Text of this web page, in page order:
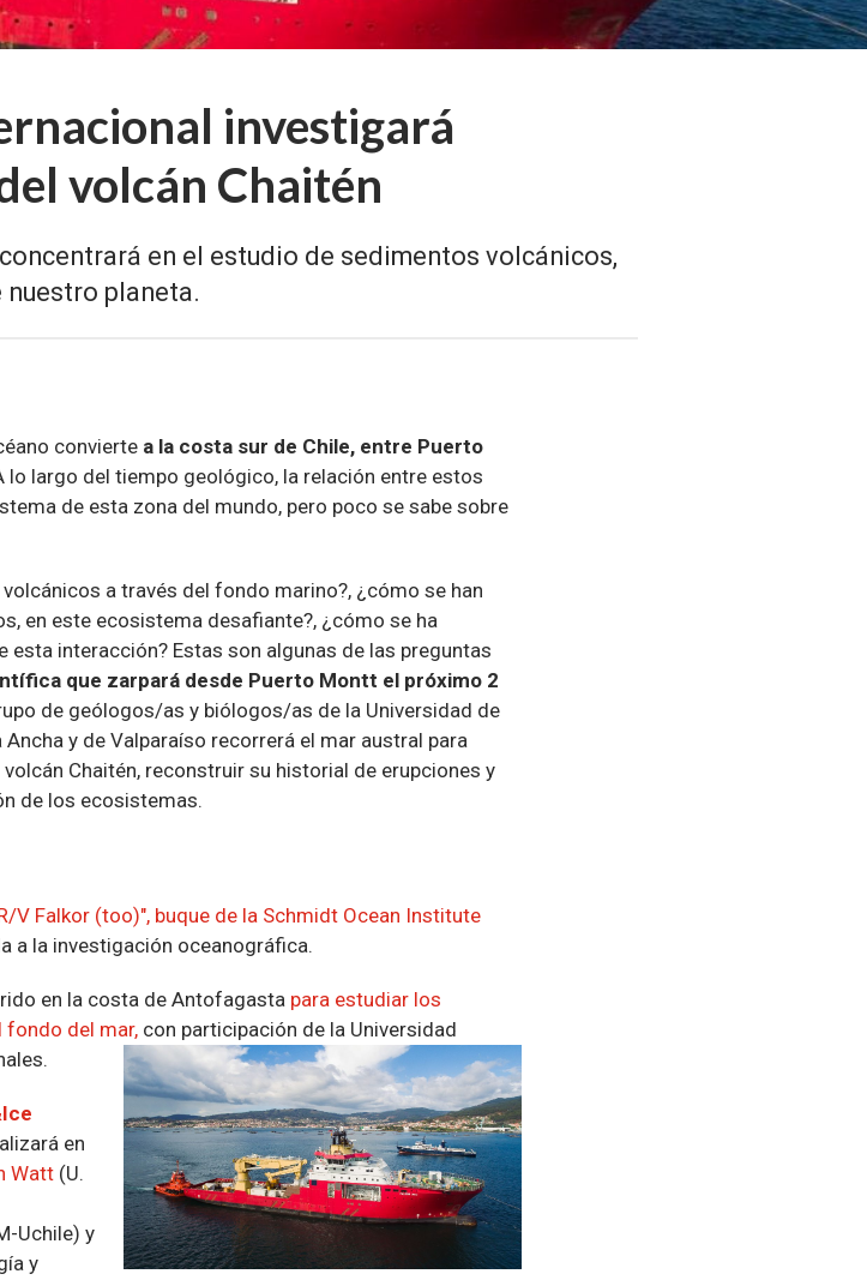
investigará
volcán Chaitén
en el estudio de sedimentos volcánicos,
nuestro planeta.
convierte a la costa sur de Chile, entre Puerto
lo largo del tiempo geológico, la relación entre estos
de esta zona del mundo, pero poco se sabe sobre
a través del fondo marino?, ¿cómo se han
en este ecosistema desafiante?, ¿cómo se ha
interacción? Estas son algunas de las preguntas
que zarpará desde Puerto Montt el próximo 2
de geólogos/as y biólogos/as de la Universidad de
y de Valparaíso recorrerá el mar austral para
Chaitén, reconstruir su historial de erupciones y
de los ecosistemas.
V Falkor (too)", buque de la Schmidt Ocean Institute
a la investigación oceanográfica.
en la costa de Antofagasta para estudiar los
fondo del mar, con participación de la Universidad
en
Watt (U.
Uchile) y
y